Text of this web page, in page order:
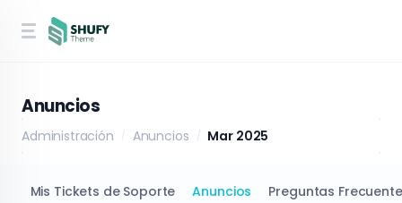
Anuncios
Administración Anuncios Mar 2025
Mis Tickets de Soporte Anuncios Preguntas